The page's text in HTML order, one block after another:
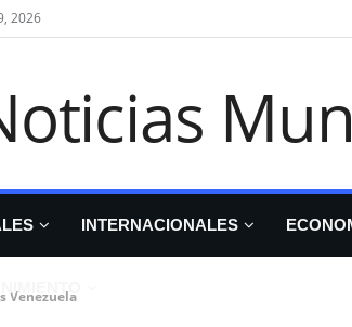
2026
INTERNACIONALES
Venezuela